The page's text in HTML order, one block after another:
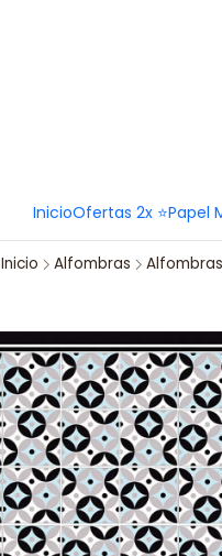
InicioOfertas 2x ⭐Papel
Hola
Inicio Alfombras